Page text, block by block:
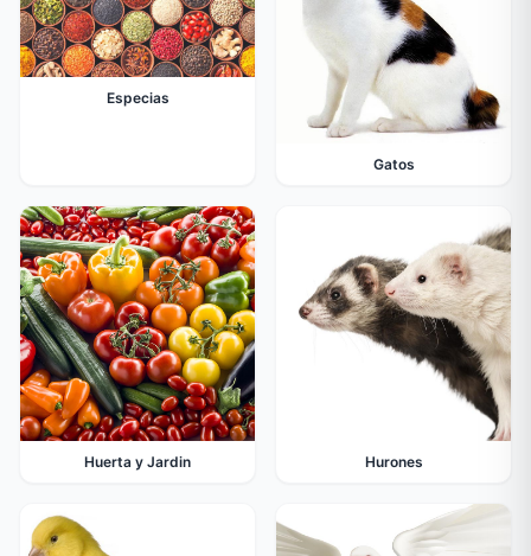
Especias
Gatos
Huerta y Jardin Hurones